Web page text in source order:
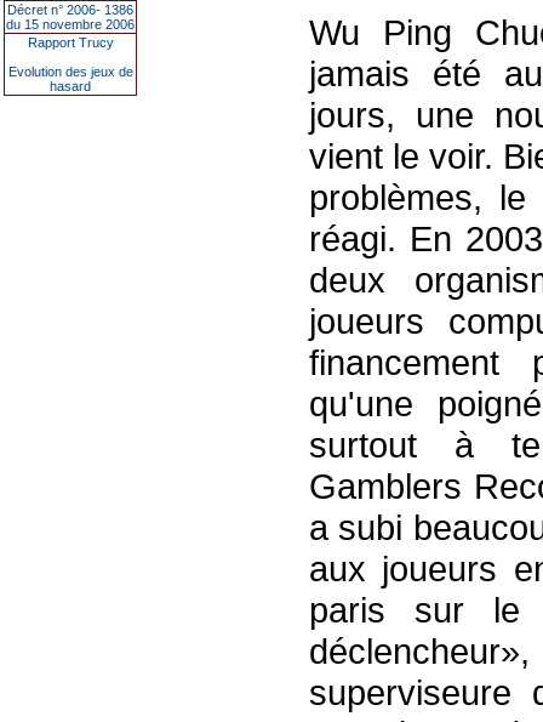
Décret n° 2006- 1386
du 15 novembre 2006
Rapport Trucy
Evolution des jeux de
hasard
Wu Ping
jamais été
jours, une
vient le voir.
problèmes,
réagi. En
deux
joueurs
financement
qu'une
surtout à
Gamblers
a subi
aux joueurs
paris sur le